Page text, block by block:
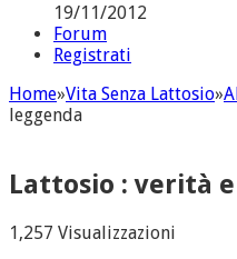
19/11/2012
Forum
Registrati
Home»Vita Senza Lattosio»
leggenda
Lattosio : verità
1,257 Visualizzazioni